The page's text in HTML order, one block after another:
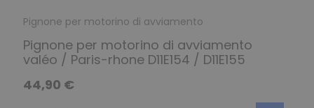
Pignone per motorino di avviamento
Pignone per motorino di avviamento
valéo / Paris-rhone D11E154 / D11E155
44,90 €